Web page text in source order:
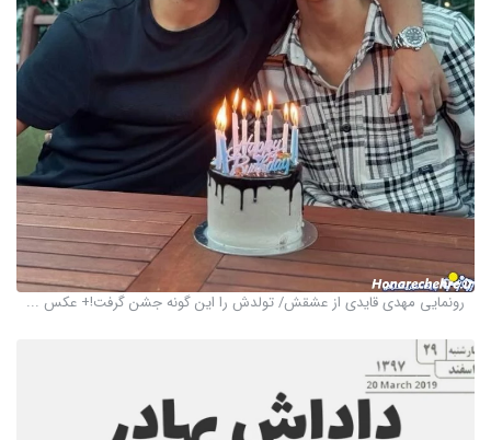
رونمایی مهدی قایدی از عشقش/ تولدش را این گونه جشن گرفت!+ عکس ...